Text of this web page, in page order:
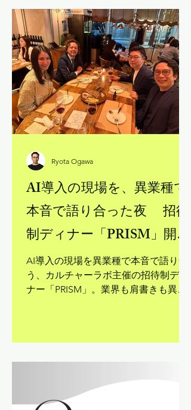
ーの知見を掛け合わせ、AI時代におけ
る人間の役割やリーダーシップについ
ての発信・対話活動をさらに強化して
まいります。 詳細は以下のプレスリリ
ースをご覧ください。 プレスリリース
はこちら
AI導入の現場を、異業種で
本音で語り合った夜 招待
制ディナー「PRISM」開催
レポート
AI導入の現場を異業種で本音で語り合
う、カルチャーラボ主催の招待制ディ
ナー「PRISM」。業界も肩書きも異な
に言いたい" AI導入現場のはなし」。
AIの知見の相続・取引、インフラの変
段はなかなか聞けないリアルな話が飛
び交いました。「話し足りない」と全
Ryota Ogawa